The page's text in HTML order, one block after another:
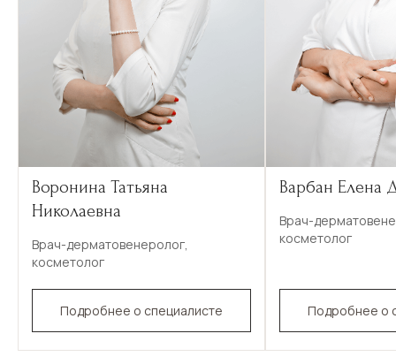
Воронина Татьяна
Николаевна
Врач-дерматовенеролог,
косметолог
Подробнее о специалисте
Варбан Елена
Врач-
косметолог
Подробнее о